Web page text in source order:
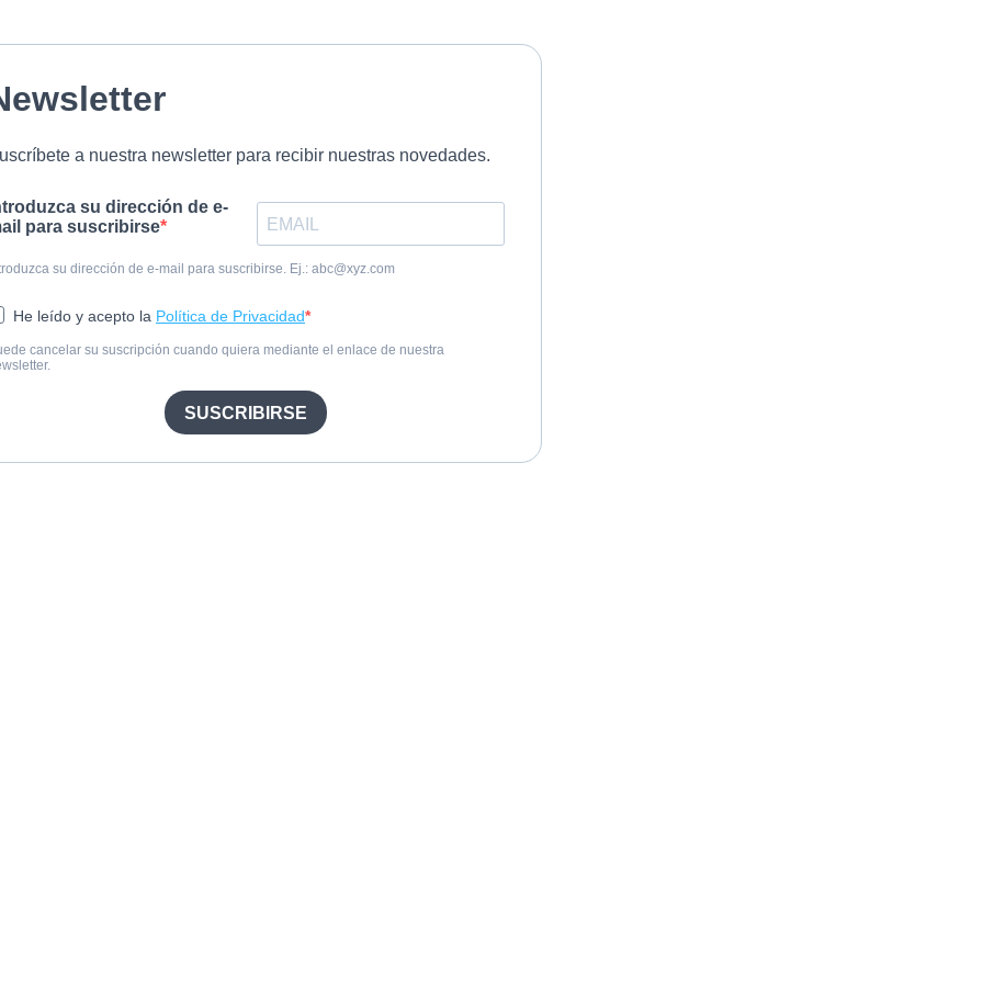
a nuestra newsletter para recibir nuestras novedades.
su dirección de e-
para suscribirse
su dirección de e-mail para suscribirse. Ej.: abc@xyz.com
He leído y acepto la Política de Privacidad
cancelar su suscripción cuando quiera mediante el enlace de nuestra
SUSCRIBIRSE